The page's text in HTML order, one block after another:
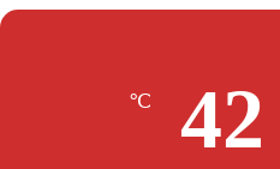
42
℃